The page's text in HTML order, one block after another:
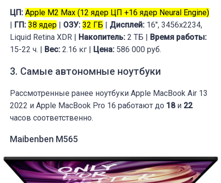
ЦП: Apple M2 Max (12 ядер ЦП +16 ядер Neural Engine)
| ГП: 38 ядер | ОЗУ: 32 ГБ | Дисплей: 16", 3456x2234,
Liquid Retina XDR | Накопитель: 2 ТБ | Время работы:
15-22 ч. | Вес: 2.16 кг | Цена: 586 000 руб.
3. Cамые автономные ноутбуки
Рассмотренные ранее ноутбуки Apple MacBook Air 13
2022 и Apple MacBook Pro 16 работают до 18 и 22
часов соответственно.
Maibenben M565